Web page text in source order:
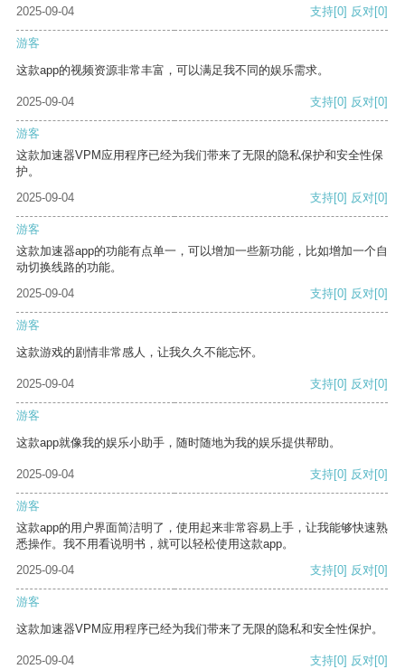
2025-09-04
支持[0] 反对[0]
游客
这款app的视频资源非常丰富，可以满足我不同的娱乐需求。
2025-09-04 支持[0] 反对[0]
游客
这款加速器VPM应用程序已经为我们带来了无限的隐私保护和安全性保
护。
2025-09-04
支持[0] 反对[0]
游客
这款加速器app的功能有点单一，可以增加一些新功能，比如增加一个自
动切换线路的功能。
2025-09-04
支持[0] 反对[0]
游客
这款游戏的剧情非常感人，让我久久不能忘怀。
2025-09-04 支持[0] 反对[0]
游客
这款app就像我的娱乐小助手，随时随地为我的娱乐提供帮助。
2025-09-04 支持[0] 反对[0]
游客
这款app的用户界面简洁明了，使用起来非常容易上手，让我能够快速熟
悉操作。我不用看说明书，就可以轻松使用这款app。
2025-09-04
支持[0] 反对[0]
游客
这款加速器VPM应用程序已经为我们带来了无限的隐私和安全性保护。
2025-09-04 支持[0] 反对[0]